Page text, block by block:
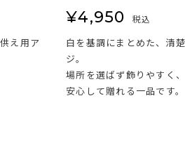
え用ア
¥4,950 税込
白を基調にまとめた、清
ジ。
場所を選ばず飾りやすく、
安心して贈れる一品です。